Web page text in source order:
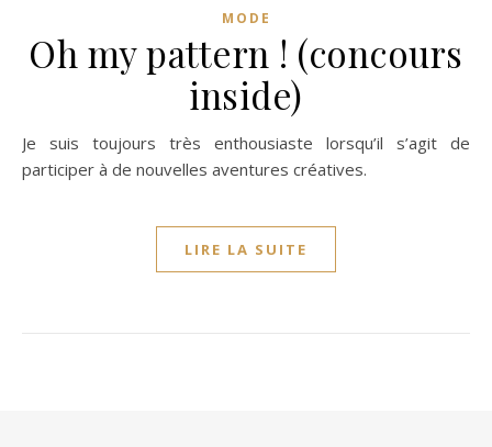
MODE
Oh my pattern ! (concours
inside)
Je suis toujours très enthousiaste lorsqu’il s’agit de
participer à de nouvelles aventures créatives.
LIRE LA SUITE